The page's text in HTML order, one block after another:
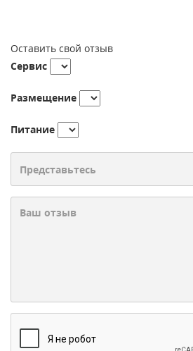
Оставить свой отзыв
Сервис
Размещение
Питание